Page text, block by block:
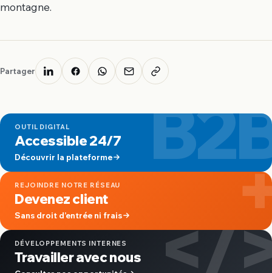
montagne.
Partager
OUTIL DIGITAL
Accessible 24/7
Découvrir la plateforme
REJOINDRE NOTRE RÉSEAU
Devenez client
Sans droit d’entrée ni frais </
DÉVELOPPEMENTS INTERNES
Travailler avec nous